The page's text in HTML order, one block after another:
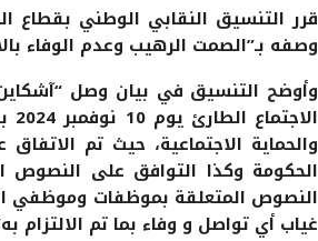
قرر التنسيق النقابي الوطني بقطاع
وصفه بـ”الصمت الرهيب وعدم الوفاء
وأوضح التنسيق في بيان وصل
الحكومة وكذا التوافق على النصوص
النصوص المتعلقة بموظفات وموظفي
غياب أي تواصل و وفاء بما تم الالتزام